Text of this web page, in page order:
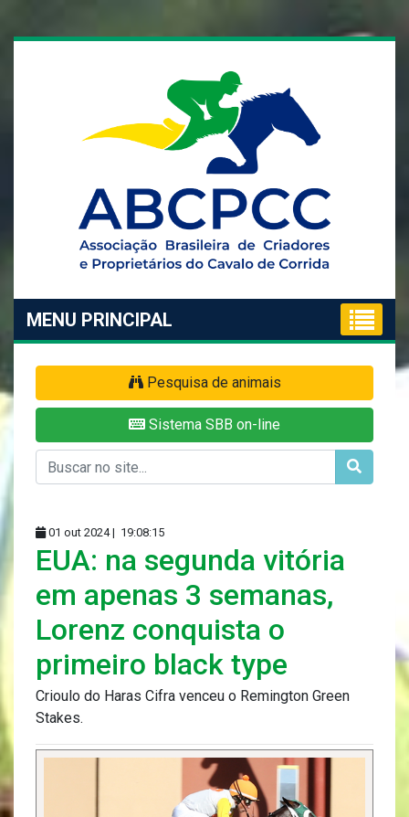
MENU PRINCIPAL
Pesquisa de animais
Sistema SBB on-line
01 out 2024 | 19:08:15
EUA: na segunda vitória
em apenas 3 semanas,
Lorenz conquista o
primeiro black type
Crioulo do Haras Cifra venceu o Remington Green
Stakes.